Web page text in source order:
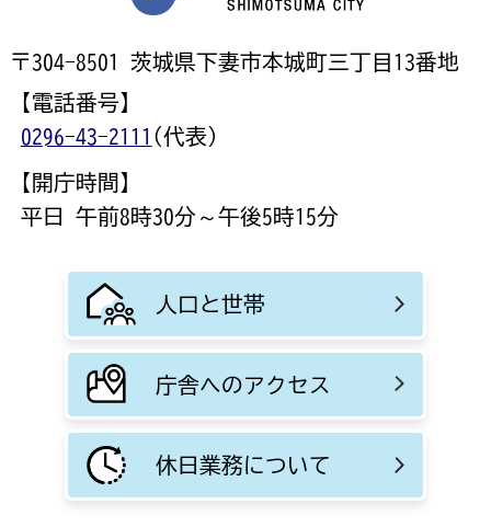
〒304-8501 茨城県下妻市本城町三丁目13番地
【電話番号】
0296-43-2111 (代表)
【開庁時間】
平日 午前8時30分～午後5時15分
人口と世帯
庁舎へのアクセス
休日業務について